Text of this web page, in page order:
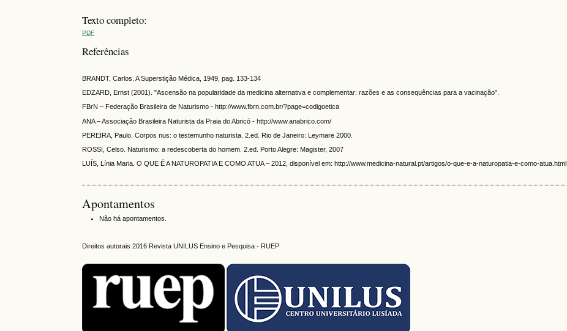
Texto completo:
PDF
Referências
BRANDT, Carlos. A Superstição Médica, 1949, pag. 133-134
EDZARD, Ernst (2001). "Ascensão na popularidade da medicina alternativa e complementar: razões e as consequências para a vacinação".
FBrN – Federação Brasileira de Naturismo - http://www.fbrn.com.br/?page=codigoetica
ANA – Associação Brasileira Naturista da Praia do Abricó - http://www.anabrico.com/
PEREIRA, Paulo. Corpos nus: o testemunho naturista. 2.ed. Rio de Janeiro: Leymare 2000.
ROSSI, Celso. Naturismo: a redescoberta do homem. 2.ed. Porto Alegre: Magister, 2007
LUÍS, Línia Maria. O QUE É A NATUROPATIA E COMO ATUA – 2012, disponível em: http://www.medicina-natural.pt/artigos/o-que-e-a-naturopatia-e-como-atua.html
Apontamentos
Não há apontamentos.
Direitos autorais 2016 Revista UNILUS Ensino e Pesquisa - RUEP